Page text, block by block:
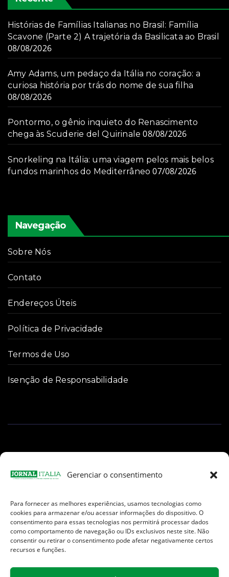
Gerenciar o consentimento
Para fornecer as melhores experiências, usamos tecnologias como
cookies para armazenar e/ou acessar informações do dispositivo. O
consentimento para essas tecnologias nos permitirá processar dados
como comportamento de navegação ou IDs exclusivos neste site. Não
consentir ou retirar o consentimento pode afetar negativamente certos
recursos e funções.
Histórias de Famílias Italianas no Brasil: Família
Scavone (Parte 2) A trajetória da Basilicata ao Brasil
08/08/2026
Amy Adams, um pedaço da Itália no coração: a
curiosa história por trás do nome de sua filha
08/08/2026
Pontormo, o gênio inquieto do Renascimento
chega às Scuderie del Quirinale 08/08/2026
Snorkeling na Itália: uma viagem pelos mais belos
fundos marinhos do Mediterrâneo 07/08/2026
Navegação
Sobre Nós
Contato
Endereços Úteis
Política de Privacidade
Termos de Uso
Isenção de Responsabilidade
Facebook
Instagram
TikTokYoutube
E-
mail